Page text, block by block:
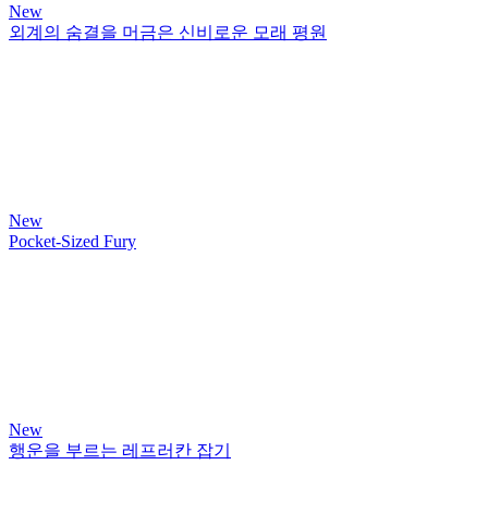
New
외계의 숨결을 머금은 신비로운 모래 평원
New
Pocket-Sized Fury
New
행운을 부르는 레프러칸 잡기